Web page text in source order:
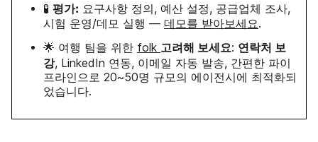
🧪 평가: 요구사항 정의, 예산 설정, 공급업체 조사,
시험 운영/데모 실행 — 데모를 받아보세요.
🌟 여행 팀을 위한 folk 고려해 보세요: 연락처 보
강, LinkedIn 연동, 이메일 자동 발송, 간편한 파이
프라인으로 20~50명 규모의 에이전시에 최적화되
었습니다.